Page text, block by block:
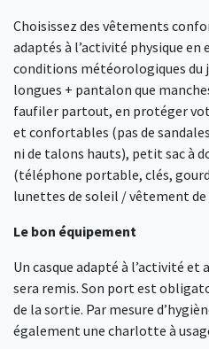
Choisissez des vêtements
adaptés à l’activité physique en
conditions météorologiques du
longues + pantalon que
faufiler partout, en protéger
et confortables (pas de
ni de talons hauts), petit sac à
(téléphone portable, clés,
lunettes de soleil / vêtement
Le bon équipement
Un casque adapté à l’activité
sera remis. Son port est
de la sortie. Par mesure
également une charlotte à